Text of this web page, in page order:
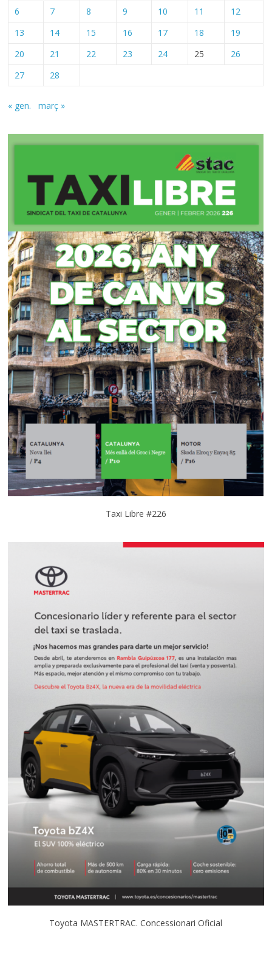
6
7 8 9 10 11
12
13
14 15 16 17 18
19
20
21 22 23 24 25
26
27
28
« gen. març »
Taxi Libre #226
Toyota MASTERTRAC. Concessionari Oficial